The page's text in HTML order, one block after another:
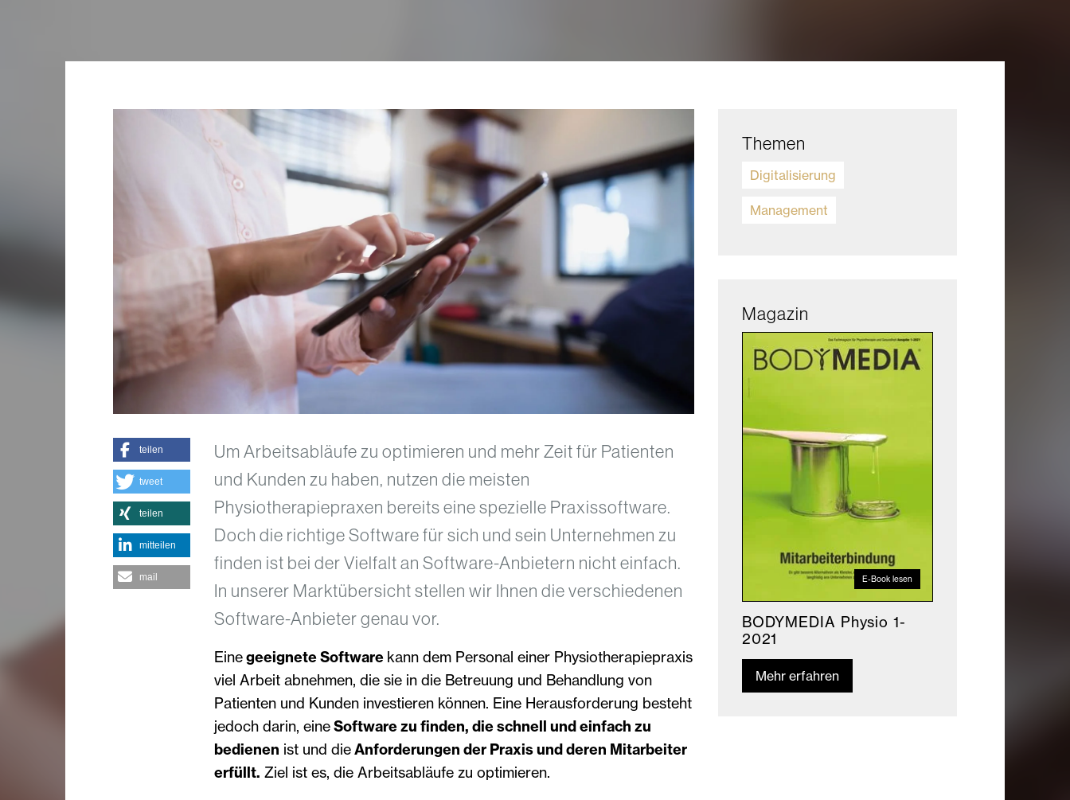
Um Arbeitsabläufe zu optimieren und mehr Zeit für Patienten
und Kunden zu haben, nutzen die meisten
Physiotherapiepraxen bereits eine spezielle Praxissoftware.
Doch die richtige Software für sich und sein Unternehmen zu
finden ist bei der Vielfalt an Software-Anbietern nicht einfach.
In unserer Marktübersicht stellen wir Ihnen die verschiedenen
Software-Anbieter genau vor.
Einegeeignete Software kann dem Personal einer Physiotherapiepraxis
viel Arbeit abnehmen, die sie in die Betreuung und Behandlung von
Patienten und Kunden investieren können. Eine Herausforderung besteht
jedoch darin, eineSoftware zu finden, die schnell und einfach zu
bedienen ist und dieAnforderungen der Praxis und deren Mitarbeiter
erfüllt. Ziel ist es, die Arbeitsabläufe zu optimieren.
teilen
tweet
teilen
mitteilen
mail
Themen
Digitalisierung
Management
Magazin
E-Book lesen
BODYMEDIA Physio 1-
2021
Mehr erfahren